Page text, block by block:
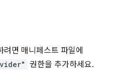
면 매니페스트 파일에
권한을 추가하세요.